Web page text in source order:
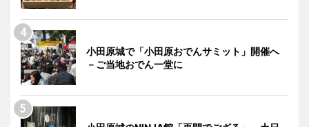
小田原城で「小田原おでんサミット」開催へ
－ご当地おでん一堂に